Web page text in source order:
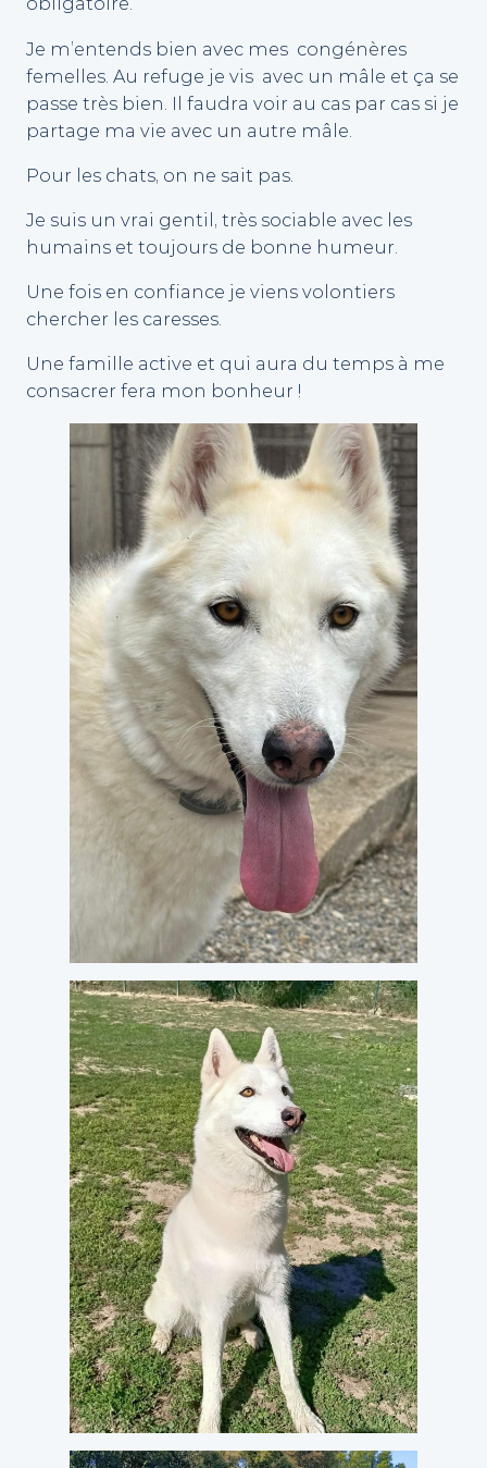
Je m’entends bien avec mes congénères
femelles. Au refuge je vis avec un mâle et ça se
passe très bien. Il faudra voir au cas par cas si je
partage ma vie avec un autre mâle.
Pour les chats, on ne sait pas.
Je suis un vrai gentil, très sociable avec les
humains et toujours de bonne humeur.
Une fois en confiance je viens volontiers
chercher les caresses.
Une famille active et qui aura du temps à me
consacrer fera mon bonheur !